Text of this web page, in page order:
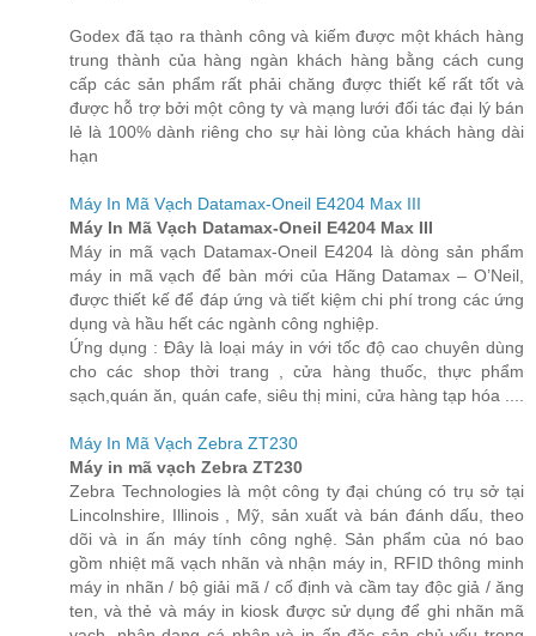
Godex đã tạo ra thành công và kiếm được một khách hàng
trung thành của hàng ngàn khách hàng bằng cách cung
cấp các sản phẩm rất phải chăng được thiết kế rất tốt và
được hỗ trợ bởi một công ty và mạng lưới đối tác đại lý bán
lẻ là 100% dành riêng cho sự hài lòng của khách hàng dài
hạn
Máy In Mã Vạch Datamax-Oneil E4204 Max III
Máy In Mã Vạch Datamax-Oneil E4204 Max III
Máy in mã vạch Datamax-Oneil E4204 là dòng sản phẩm
máy in mã vạch để bàn mới của Hãng Datamax – O’Neil,
được thiết kế để đáp ứng và tiết kiệm chi phí trong các ứng
dụng và hầu hết các ngành công nghiệp.
Ứng dụng : Đây là loại máy in với tốc độ cao chuyên dùng
cho các shop thời trang , cửa hàng thuốc, thực phẩm
sạch,quán ăn, quán cafe, siêu thị mini, cửa hàng tạp hóa ....
Máy In Mã Vạch Zebra ZT230
Máy in mã vạch Zebra ZT230
Zebra Technologies là một công ty đại chúng có trụ sở tại
Lincolnshire, Illinois , Mỹ, sản xuất và bán đánh dấu, theo
dõi và in ấn máy tính công nghệ. Sản phẩm của nó bao
gồm nhiệt mã vạch nhãn và nhận máy in, RFID thông minh
máy in nhãn / bộ giải mã / cố định và cầm tay độc giả / ăng
ten, và thẻ và máy in kiosk được sử dụng để ghi nhãn mã